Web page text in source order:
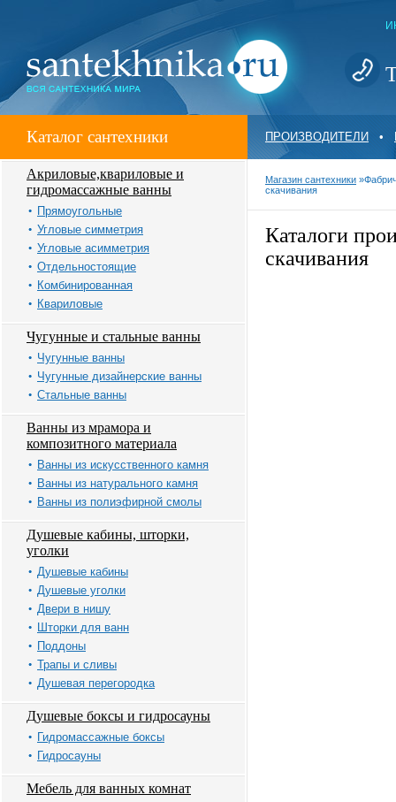
Каталог сантехники ПРОИЗВОДИТЕЛИ •
Акриловые,квариловые и
гидромассажные ванны
Прямоугольные
Угловые симметрия
Угловые асимметрия
Отдельностоящие
Комбинированная
Квариловые
Чугунные и стальные ванны
Чугунные ванны
Чугунные дизайнерские ванны
Стальные ванны
Ванны из мрамора и
композитного материала
Ванны из искусственного камня
Ванны из натурального камня
Ванны из полиэфирной смолы
Душевые кабины, шторки,
уголки
Душевые кабины
Душевые уголки
Двери в нишу
Шторки для ванн
Поддоны
Трапы и сливы
Душевая перегородка
Душевые боксы и гидросауны
Гидромассажные боксы
Гидросауны
Мебель для ванных комнат
Магазин сантехники »
скачивания
Каталоги
скачивания